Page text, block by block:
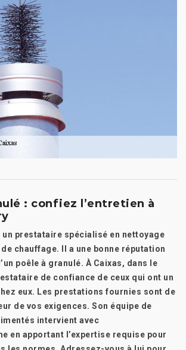
: confiez l’entretien à
prestataire spécialisé en nettoyage
chauffage. Il a une bonne réputation
poêle à granulé. À Caixas, dans le
de confiance de ceux qui ont un
eux. Les prestations fournies sont de
de vos exigences. Son équipe de
intervient avec
en apportant l’expertise requise pour